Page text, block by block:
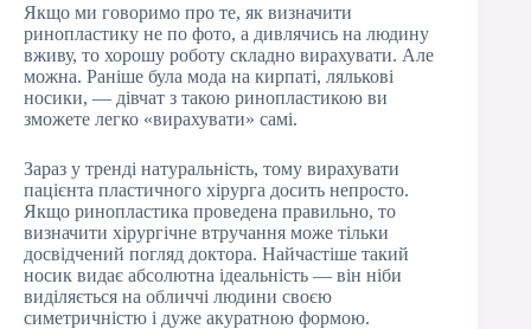
Якщо ми говоримо про те, як визначити
ринопластику не по фото, а дивлячись на людину
вживу, то хорошу роботу складно вирахувати. Але
можна. Раніше була мода на кирпаті, лялькові
носики, — дівчат з такою ринопластикою ви
зможете легко «вирахувати» самі.
Зараз у тренді натуральність, тому вирахувати
пацієнта пластичного хірурга досить непросто.
Якщо ринопластика проведена правильно, то
визначити хірургічне втручання може тільки
досвідчений погляд доктора. Найчастіше такий
носик видає абсолютна ідеальність — він ніби
виділяється на обличчі людини своєю
симетричністю і дуже акуратною формою.